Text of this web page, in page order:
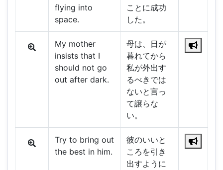
flying into
space.
ことに成功
した。
My mother
insists that I
should not go
out after dark.
母は、日が
暮れてから
私が外出す
るべきでは
ないと言っ
て譲らな
い。
Try to bring out
the best in him.
彼のいいと
ころを引き
出すように